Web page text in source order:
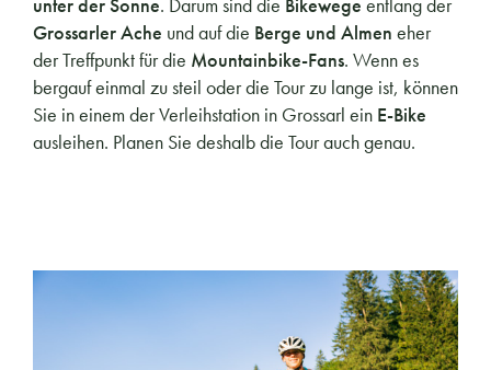
Grossarler Ache und auf die Berge und Almen eher
der Treffpunkt für die Mountainbike-Fans. Wenn es
bergauf einmal zu steil oder die Tour zu lange ist, können
Sie in einem der Verleihstation in Grossarl ein E-Bike
ausleihen. Planen Sie deshalb die Tour auch genau.